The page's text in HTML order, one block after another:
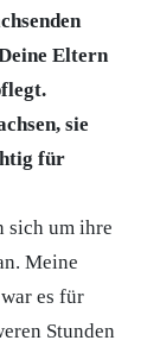
Eltern
sie
für
sich um ihre
Meine
es für
Stunden